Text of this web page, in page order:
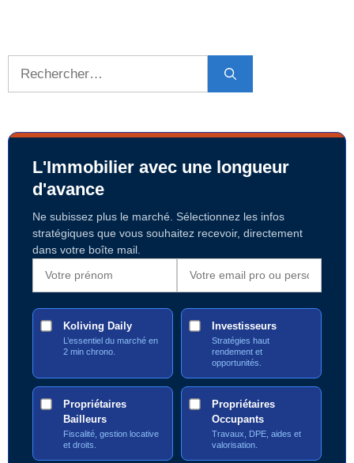
L'Immobilier avec une longueur
d'avance
Ne subissez plus le marché. Sélectionnez les infos
stratégiques que vous souhaitez recevoir, directement
dans votre boîte mail.
Koliving Daily
L’essentiel du marché en
2 min chrono.
Investisseurs
Stratégies haut
rendement et
opportunités.
Propriétaires
Bailleurs
Fiscalité, gestion locative
et droits.
Propriétaires
Occupants
Travaux, DPE, aides et
valorisation.